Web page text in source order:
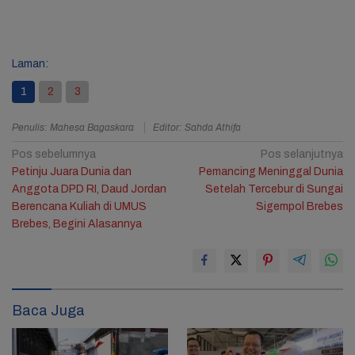
Laman:
1 2 3
Penulis: Mahesa Bagaskara Editor: Sahda Athifa
Navigasi
pos
Pos sebelumnya
Petinju Juara Dunia dan
Anggota DPD RI, Daud Jordan
Berencana Kuliah di UMUS
Brebes, Begini Alasannya
Pos selanjutnya
Pemancing Meninggal Dunia
Setelah Tercebur di Sungai
Sigempol Brebes
Baca Juga